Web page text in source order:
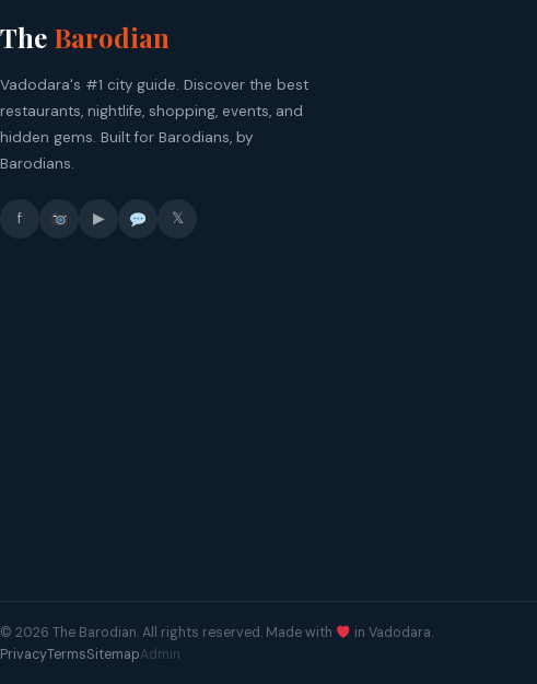
The Barodian
Vadodara's #1 city guide. Discover the best
restaurants, nightlife, shopping, events, and
hidden gems. Built for Barodians, by
Barodians.
f ▶ 𝕏
© 2026 The Barodian. All rights reserved. Made with
in Vadodara.
PrivacyTermsSitemapAdmin